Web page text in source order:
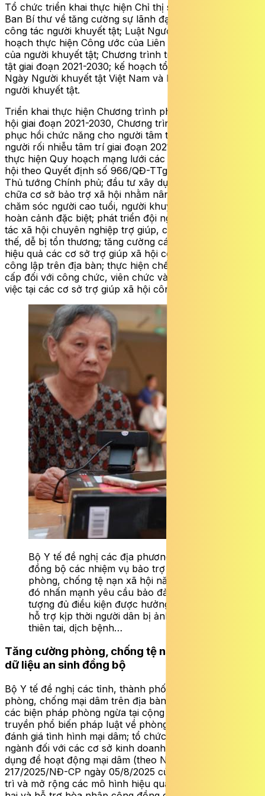
Tổ chức triển khai thực hiện Chỉ thị số 39-CT/TW của
Ban Bí thư về tăng cường sự lãnh đạo của Đảng đối với
công tác người khuyết tật; Luật Người khuyết tật; Kế
hoạch thực hiện Công ước của Liên hợp quốc về quyền
của người khuyết tật; Chương trình trợ giúp người khuyết
tật giai đoạn 2021-2030; kế hoạch tổ chức thực hiện
Ngày Người khuyết tật Việt Nam và Ngày Quốc tế về
người khuyết tật.
Triển khai thực hiện Chương trình phát triển công tác xã
hội giai đoạn 2021-2030, Chương trình trợ giúp xã hội và
phục hồi chức năng cho người tâm thần, trẻ em tự kỷ và
người rối nhiễu tâm trí giai đoạn 2021-2030. Tổ chức
thực hiện Quy hoạch mạng lưới các cơ sở trợ giúp xã
hội theo Quyết định số 966/QĐ-TTg ngày 17/8/2023 của
Thủ tướng Chính phủ; đầu tư xây dựng, nâng cấp, sửa
chữa cơ sở bảo trợ xã hội nhằm nâng cao chất lượng
chăm sóc người cao tuổi, người khuyết tật, trẻ em có
hoàn cảnh đặc biệt; phát triển đội ngũ người làm công
tác xã hội chuyên nghiệp trợ giúp, chăm sóc người yếu
thế, dễ bị tổn thương; tăng cường các biện pháp quản lý
hiệu quả các cơ sở trợ giúp xã hội công lập và ngoài
công lập trên địa bàn; thực hiện chế độ trợ cấp, phụ
cấp đối với công chức, viên chức và người lao động làm
việc tại các cơ sở trợ giúp xã hội công lập.
Bộ Y tế đề nghị các địa phương triển khai
đồng bộ các nhiệm vụ bảo trợ xã hội và
phòng, chống tệ nạn xã hội năm 2026, trong
đó nhấn mạnh yêu cầu bảo đảm 100% đối
tượng đủ điều kiện được hưởng chính sách,
hỗ trợ kịp thời người dân bị ảnh hưởng bởi
thiên tai, dịch bệnh…
Tăng cường phòng, chống tệ nạn xã hội, quản lý
dữ liệu an sinh đồng bộ
Bộ Y tế đề nghị các tỉnh, thành phố xây dựng Kế hoạch
phòng, chống mại dâm trên địa bàn; tập trung thực hiện
các biện pháp phòng ngừa tại cộng đồng gắn với tuyên
truyền phổ biến pháp luật về phòng, chống mại dâm;
đánh giá tình hình mại dâm; tổ chức kiểm tra chuyên
ngành đối với các cơ sở kinh doanh dịch vụ dễ bị lợi
dụng để hoạt động mại dâm (theo Nghị định số
217/2025/NĐ-CP ngày 05/8/2025 của Chính phủ); duy
trì và mở rộng các mô hình hiệu quả về can thiệp giảm